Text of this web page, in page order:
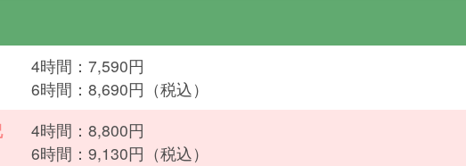
4時間：7,590円
6時間：8,690円（税込）
4時間：8,800円
6時間：9,130円（税込）